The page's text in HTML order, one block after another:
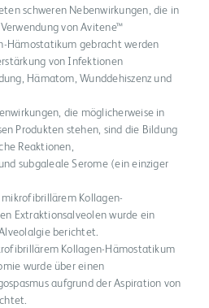
schweren Nebenwirkungen, die in
von Avitene™
Hämostatikum gebracht werden
von Infektionen
Hämatom, Wunddehiszenz und
die möglicherweise in
Produkten stehen, sind die Bildung
Reaktionen,
subgaleale Serome (ein einziger
mikrofibrillärem Kollagen-
Extraktionsalveolen wurde ein
berichtet.
Kollagen-Hämostatikum
wurde über einen
aufgrund der Aspiration von